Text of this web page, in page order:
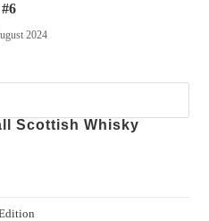
#6
2024
Scottish Whisky